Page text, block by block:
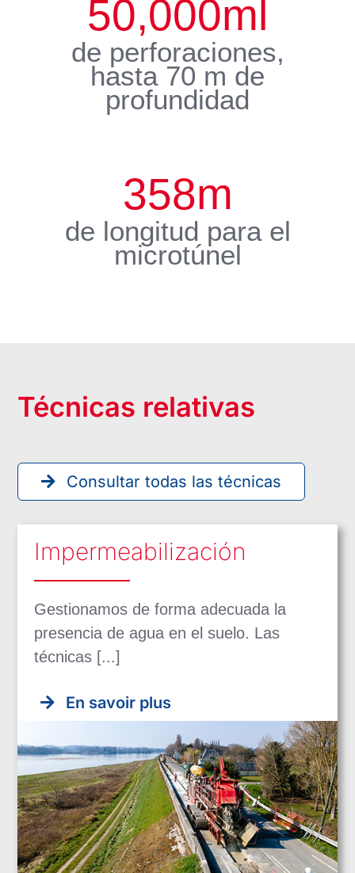
50,000ml
de perforaciones,
hasta 70 m de
profundidad
358m
de longitud para el
microtúnel
Técnicas relativas
Consultar todas las técnicas
Impermeabilización
Gestionamos de forma adecuada la
presencia de agua en el suelo. Las
técnicas [...]
En savoir plus